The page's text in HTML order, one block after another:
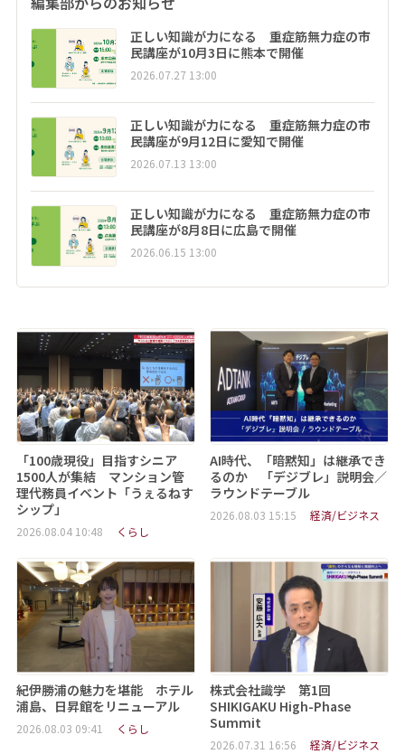
正しい知識が力になる 重症筋無力症の市
民講座が10月3日に熊本で開催
2026.07.27 13:00
正しい知識が力になる 重症筋無力症の市
民講座が9月12日に愛知で開催
2026.07.13 13:00
正しい知識が力になる 重症筋無力症の市
民講座が8月8日に広島で開催
2026.06.15 13:00
「100歳現役」目指すシニア
1500人が集結 マンション管
理代務員イベント「うぇるねす
シップ」
2026.08.04 10:48 くらし
AI時代、「暗黙知」は継承でき
るのか 「デジブレ」説明会／
ラウンドテーブル
2026.08.03 15:15 経済/ビジネス
紀伊勝浦の魅力を堪能 ホテル
浦島、日昇館をリニューアル
2026.08.03 09:41 くらし
株式会社識学 第1回
SHIKIGAKU High-Phase
Summit
2026.07.31 16:56 経済/ビジネス